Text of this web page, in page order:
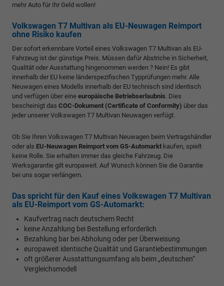
mehr Auto für Ihr Geld wollen!
Volkswagen T7 Multivan als EU-Neuwagen Reimport
ohne Risiko kaufen
Der sofort erkennbare Vorteil eines Volkswagen T7 Multivan als EU-
Fahrzeug ist der günstige Preis. Müssen dafür Abstriche in Sicherheit,
Qualität oder Ausstattung hingenommen werden ? Nein! Es gibt
innerhalb der EU keine länderspezifischen Typprüfungen mehr. Alle
Neuwagen eines Modells innerhalb der EU technisch sind identisch
und verfügen über eine europäische Betriebserlaubnis . Dies
bescheinigt das COC-Dokument (Certificate of Conformity) über das
jeder unserer Volkswagen T7 Multivan Neuwagen verfügt.
Ob Sie Ihren Volkswagen T7 Multivan Neuwagen beim Vertragshändler
oder als EU-Neuwagen Reimport vom GS-Automarkt kaufen, spielt
keine Rolle. Sie erhalten immer das gleiche Fahrzeug. Die
Werksgarantie gilt europaweit. Auf Wunsch können Sie die Garantie
bei uns sogar verlängern.
Das spricht für den Kauf eines Volkswagen T7 Multivan
als EU-Reimport vom GS-Automarkt:
Kaufvertrag nach deutschem Recht
keine Anzahlung bei Bestellung erforderlich
Bezahlung bar bei Abholung oder per Überweisung
europaweit identische Qualität und Garantiebestimmungen
oft größerer Ausstattungsumfang als beim „deutschen“
Vergleichsmodell